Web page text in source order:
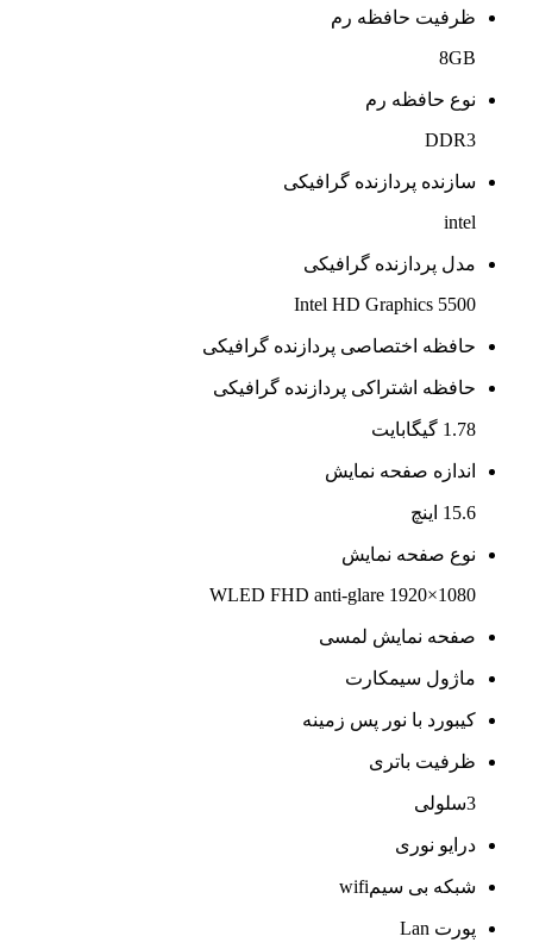
ظرفیت حافظه رم
8GB
نوع حافظه رم
DDR3
سازنده پردازنده گرافیکی
intel
مدل پردازنده گرافیکی
Intel HD Graphics 5500
حافظه اختصاصی پردازنده گرافیکی
حافظه اشتراکی پردازنده گرافیکی
1.78 گیگابایت
اندازه صفحه نمایش
15.6 اینچ
نوع صفحه نمایش
WLED FHD anti-glare 1920×1080
صفحه نمایش لمسی
ماژول سیمکارت
کیبورد با نور پس زمینه
ظرفیت باتری
3سلولی
درایو نوری
شبکه بی سیمwifi
پورت Lan